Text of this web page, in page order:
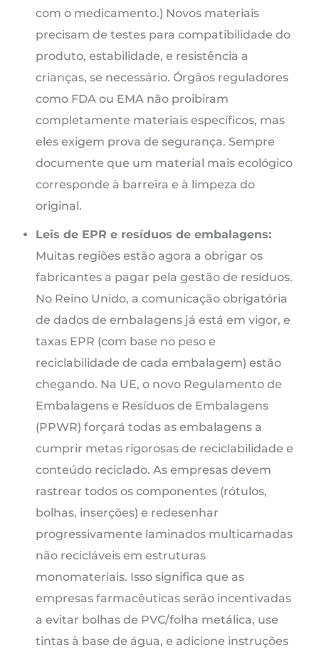
com o medicamento.) Novos materiais
precisam de testes para compatibilidade do
produto, estabilidade, e resistência a
crianças, se necessário. Órgãos reguladores
como FDA ou EMA não proibiram
completamente materiais específicos, mas
eles exigem prova de segurança. Sempre
documente que um material mais ecológico
corresponde à barreira e à limpeza do
original.
Leis de EPR e resíduos de embalagens:
Muitas regiões estão agora a obrigar os
fabricantes a pagar pela gestão de resíduos.
No Reino Unido, a comunicação obrigatória
de dados de embalagens já está em vigor, e
taxas EPR (com base no peso e
reciclabilidade de cada embalagem) estão
chegando. Na UE, o novo Regulamento de
Embalagens e Resíduos de Embalagens
(PPWR) forçará todas as embalagens a
cumprir metas rigorosas de reciclabilidade e
conteúdo reciclado. As empresas devem
rastrear todos os componentes (rótulos,
bolhas, inserções) e redesenhar
progressivamente laminados multicamadas
não recicláveis ​​em estruturas
monomateriais. Isso significa que as
empresas farmacêuticas serão incentivadas
a evitar bolhas de PVC/folha metálica, use
tintas à base de água, e adicione instruções